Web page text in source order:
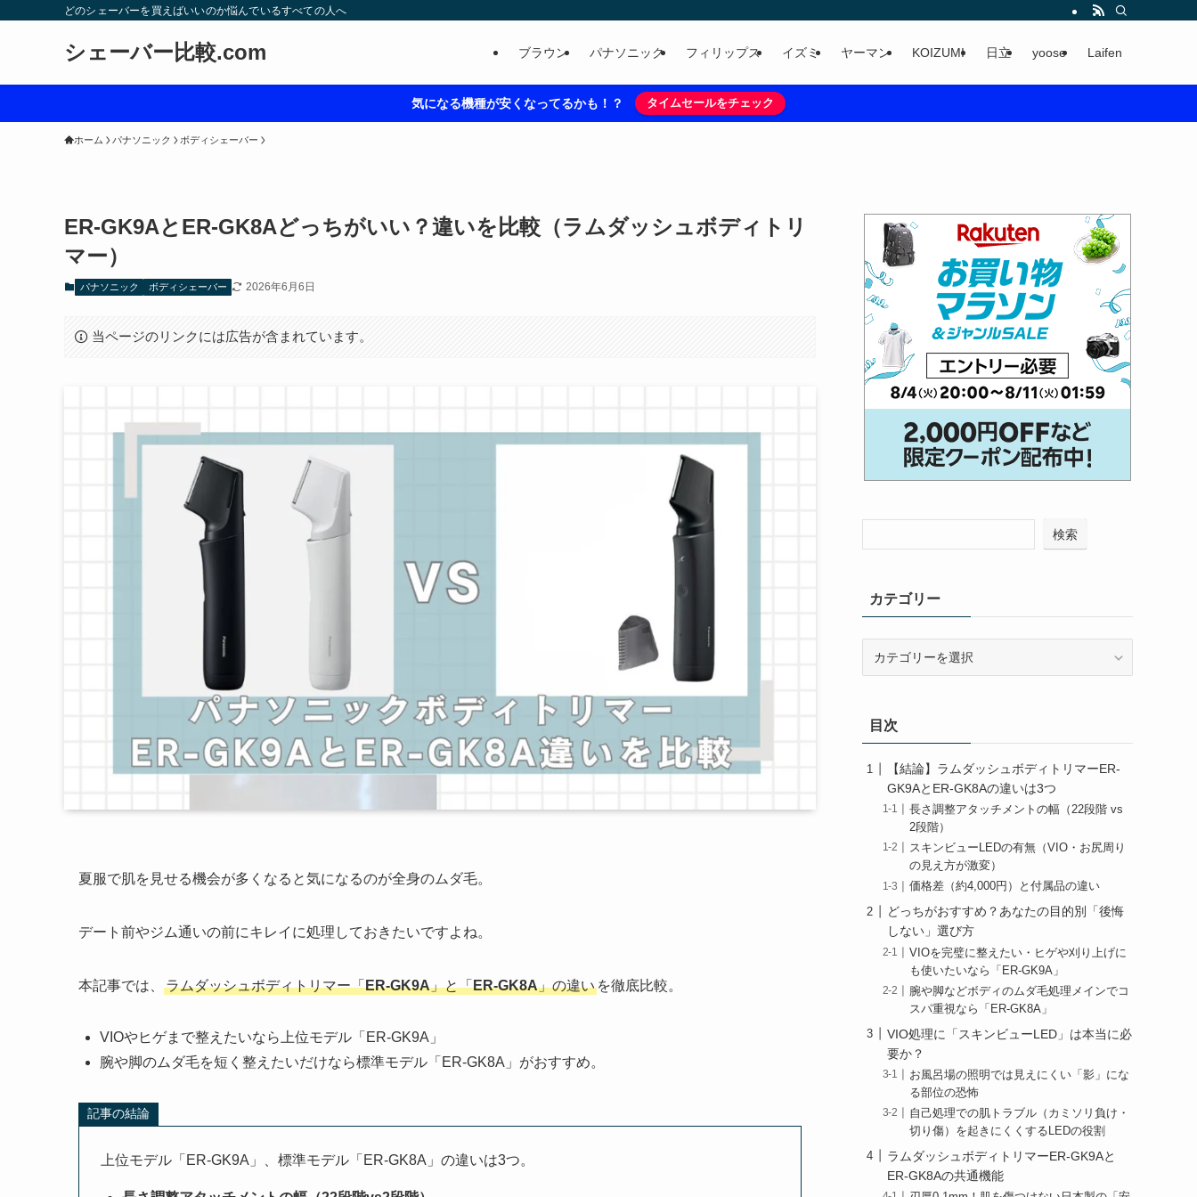
どのシェーバーを買えばいいのか悩んでいるすべての人へ
シェーバー比較.com ブラウン パナソニック フィリップス イズミ ヤーマン KOIZUMI 日立 yoose Laifen
気になる機種が安くなってるかも！？ タイムセールをチェック
ホーム パナソニック ボディシェーバー
ER-GK9AとER-GK8Aどっちがいい？違いを比較（ラムダッシュボディトリ
マー）
パナソニック ボディシェーバー 2026年6月6日
当ページのリンクには広告が含まれています。
夏服で肌を見せる機会が多くなると気になるのが全身のムダ毛。
デート前やジム通いの前にキレイに処理しておきたいですよね。
本記事では、 ラムダッシュボディトリマー「ER-GK9A」と「ER-GK8A」の違い を徹底比較。
VIOやヒゲまで整えたいなら上位モデル「ER-GK9A」
腕や脚のムダ毛を短く整えたいだけなら標準モデル「ER-GK8A」がおすすめ。
記事の結論
上位モデル「ER-GK9A」、標準モデル「ER-GK8A」の違いは3つ。
検索
カテゴリー
ー目次
【結論】ラムダッシュボディトリマーER-
GK9AとER-GK8Aの違いは3つ
長さ調整アタッチメントの幅（22段階 vs
2段階）
スキンビューLEDの有無（VIO・お尻周り
の見え方が激変）
価格差（約4,000円）と付属品の違い
どっちがおすすめ？あなたの目的別「後悔
しない」選び方
VIOを完璧に整えたい・ヒゲや刈り上げに
も使いたいなら「ER-GK9A」
腕や脚などボディのムダ毛処理メインでコ
スパ重視なら「ER-GK8A」
VIO処理に「スキンビューLED」は本当に必
要か？
お風呂場の照明では見えにくい「影」にな
る部位の恐怖
自己処理での肌トラブル（カミソリ負け・
切り傷）を起きにくくするLEDの役割
ラムダッシュボディトリマーER-GK9Aと
ER-GK8Aの共通機能